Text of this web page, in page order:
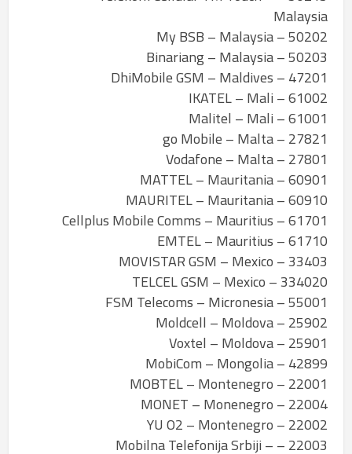
Malaysia
50202 – My BSB – Malaysia
50203 – Binariang – Malaysia
47201 – DhiMobile GSM – Maldives
61002 – IKATEL – Mali
61001 – Malitel – Mali
27821 – go Mobile – Malta
27801 – Vodafone – Malta
60901 – MATTEL – Mauritania
60910 – MAURITEL – Mauritania
61701 – Cellplus Mobile Comms – Mauritius
61710 – EMTEL – Mauritius
33403 – MOVISTAR GSM – Mexico
334020 – TELCEL GSM – Mexico
55001 – FSM Telecoms – Micronesia
25902 – Moldcell – Moldova
25901 – Voxtel – Moldova
42899 – MobiCom – Mongolia
22001 – MOBTEL – Montenegro
22004 – MONET – Monenegro
22002 – YU O2 – Montenegro
22003 – Mobilna Telefonija Srbiji –